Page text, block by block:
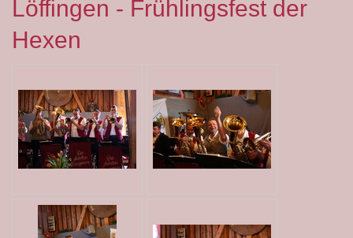
Löffingen - Frühlingsfest der
Hexen